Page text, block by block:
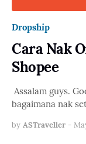
Dropship
Cara Nak
Shopee
Assalam guys.
bagaimana nak
by ASTraveller -